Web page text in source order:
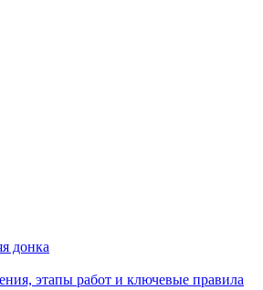
донка
этапы работ и ключевые правила